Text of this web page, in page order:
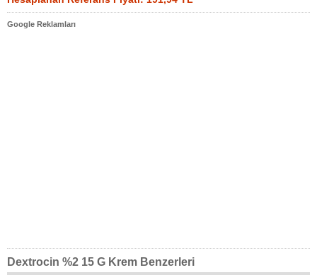
Google Reklamları
Dextrocin %2 15 G Krem Benzerleri